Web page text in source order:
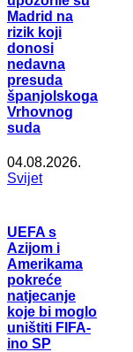
Madrid na
rizik koji
donosi
nedavna
presuda
španjolskoga
Vrhovnog
suda
04.08.2026.
Svijet
UEFA s
Azijom i
Amerikama
pokreće
natjecanje
koje bi moglo
uništiti FIFA-
ino SP